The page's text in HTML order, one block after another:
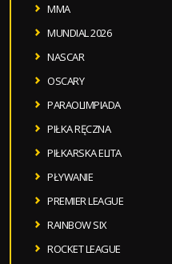
MMA
MUNDIAL 2026
NASCAR
OSCARY
PARAOLIMPIADA
PIŁKA RĘCZNA
PIŁKARSKA ELITA
PŁYWANIE
PREMIER LEAGUE
RAINBOW SIX
ROCKET LEAGUE